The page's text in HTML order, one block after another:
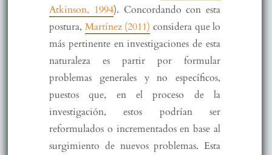
Atkinson, 1994). Concordando con esta
postura, Martínez (2011) considera que lo
más pertinente en investigaciones de esta
naturaleza es partir por formular
problemas generales y no específicos,
puestos que, en el proceso de la
investigación, estos podrían ser
reformulados o incrementados en base al
surgimiento de nuevos problemas. Esta